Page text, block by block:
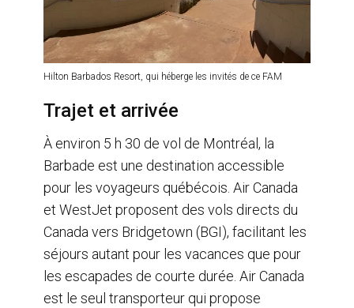
Hilton Barbados Resort, qui héberge les invités de ce FAM
Trajet et arrivée
À environ 5 h 30 de vol de Montréal, la
Barbade est une destination accessible
pour les voyageurs québécois. Air Canada
et WestJet proposent des vols directs du
Canada vers Bridgetown (BGI), facilitant les
séjours autant pour les vacances que pour
les escapades de courte durée. Air Canada
est le seul transporteur qui propose